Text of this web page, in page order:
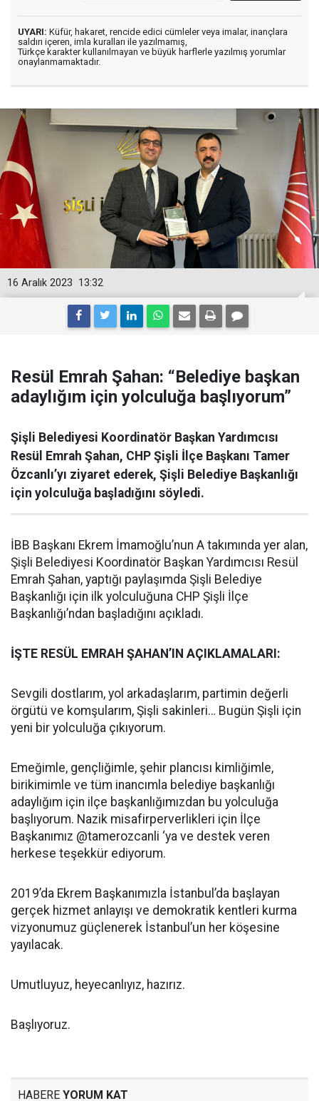
UYARI: Küfür, hakaret, rencide edici cümleler veya imalar, inançlara
saldırı içeren, imla kuralları ile yazılmamış,
Türkçe karakter kullanılmayan ve büyük harflerle yazılmış yorumlar
onaylanmamaktadır.
13:32
16 Aralık 2023
Resül Emrah Şahan: “Belediye başkan
adaylığım için yolculuğa başlıyorum”
Şişli Belediyesi Koordinatör Başkan Yardımcısı
Resül Emrah Şahan, CHP Şişli İlçe Başkanı Tamer
Özcanlı’yı ziyaret ederek, Şişli Belediye Başkanlığı
için yolculuğa başladığını söyledi.
İBB Başkanı Ekrem İmamoğlu’nun A takımında yer alan,
Şişli Belediyesi Koordinatör Başkan Yardımcısı Resül
Emrah Şahan, yaptığı paylaşımda Şişli Belediye
Başkanlığı için ilk yolculuğuna CHP Şişli İlçe
Başkanlığı’ndan başladığını açıkladı.
İŞTE RESÜL EMRAH ŞAHAN’IN AÇIKLAMALARI:
Sevgili dostlarım, yol arkadaşlarım, partimin değerli
örgütü ve komşularım, Şişli sakinleri… Bugün Şişli için
yeni bir yolculuğa çıkıyorum.
Emeğimle, gençliğimle, şehir plancısı kimliğimle,
birikimimle ve tüm inancımla belediye başkanlığı
adaylığım için ilçe başkanlığımızdan bu yolculuğa
başlıyorum. Nazik misafirperverlikleri için İlçe
Başkanımız @tamerozcanli ‘ya ve destek veren
herkese teşekkür ediyorum.
2019’da Ekrem Başkanımızla İstanbul’da başlayan
gerçek hizmet anlayışı ve demokratik kentleri kurma
vizyonumuz güçlenerek İstanbul’un her köşesine
yayılacak.
Umutluyuz, heyecanlıyız, hazırız.
Başlıyoruz.
HABERE YORUM KAT